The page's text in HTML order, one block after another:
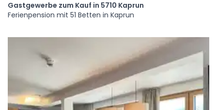
Gastgewerbe zum Kauf in 5710 Kaprun
Ferienpension mit 51 Betten in Kaprun